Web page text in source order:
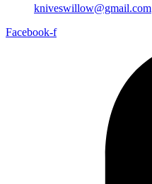
kniveswillow@gmail.com
Facebook-f